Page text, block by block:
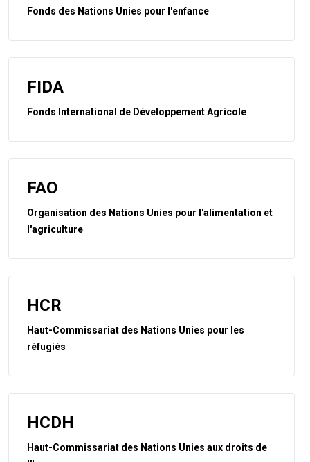
Fonds des Nations Unies pour l'enfance
FIDA
Fonds International de Développement Agricole
FAO
Organisation des Nations Unies pour l'alimentation et
l'agriculture
HCR
Haut-Commissariat des Nations Unies pour les
réfugiés
HCDH
Haut-Commissariat des Nations Unies aux droits de